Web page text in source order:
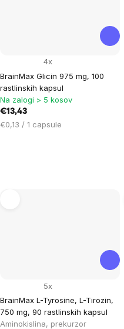
BrainMax Glicin 975 mg, 100
rastlinskih kapsul
4x
Na zalogi > 5 kosov
€13,43
Cena
€0,13 / 1 capsule
BrainMax L-Tyrosine, L-Tirozin,
750 mg, 90 rastlinskih kapsul
Aminokislina, prekurzor
5x